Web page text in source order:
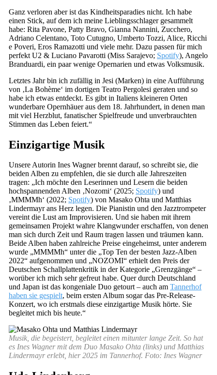
Ganz verloren aber ist das Kindheitsparadies nicht. Ich habe
einen Stick, auf dem ich meine Lieblingsschlager gesammelt
habe: Rita Pavone, Patty Bravo, Gianna Nannini, Zucchero,
Adriano Celentano, Toto Cutugno, Umberto Tozzi, Alice, Ricchi
e Poveri, Eros Ramazotti und viele mehr. Dazu passen für mich
perfekt U2 & Luciano Pavarotti (Miss Sarajevo; Spotify), Angelo
Branduardi, ein paar wenige Opernarien und etwas Volksmusik.
Letztes Jahr bin ich zufällig in Jesi (Marken) in eine Aufführung
von ‚La Bohème‘ im dortigen Teatro Pergolesi geraten und so
habe ich etwas entdeckt. Es gibt in Italiens kleineren Orten
wunderbare Opernhäuer aus dem 18. Jahrhundert, in denen man
mit viel Herzblut, fanatischer Spielfreude und unverbrauchten
Stimmen das Leben feiert.“
Einzigartige Musik
Unsere Autorin Ines Wagner brennt darauf, so schreibt sie, die
beiden Alben zu empfehlen, die sie durch alle Jahreszeiten
tragen: „Ich möchte den Leserinnen und Lesern die beiden
hochspannenden Alben ‚Nozomi‘ (2025; Spotify) und
‚MMMMh‘ (2022; Spotify) von Masako Ohta und Matthias
Lindermayr ans Herz legen. Die Pianistin und den Jazztrompeter
vereint die Lust am Improvisieren. Und sie haben mit ihrem
gemeinsamen Projekt wahre Klangwunder erschaffen, von denen
man sich durch Zeit und Raum tragen lassen und träumen kann.
Beide Alben haben zahlreiche Preise eingeheimst, unter anderem
wurde „MMMMh“ unter die „Top Ten der besten Jazz-Alben
2022“ aufgenommen und „NOZOMI“ erhielt den Preis der
Deutschen Schallplattenkritik in der Kategorie „Grenzgänge“ –
worüber ich mich sehr gefreut habe. Quer durch Deutschland
und Japan ist das kongeniale Duo getourt – auch am Tannerhof
haben sie gespielt, beim ersten Album sogar das Pre-Release-
Konzert, wo ich erstmals diese einzigartige Musik hörte. Sie
begleitet mich bis heute.“
Musik, die begeistert, begleitet einen mitunter lange Zeit. So hat
es Ines Wagner mit dem Duo Masako Ohta (links) und Matthias
Lindermayr erlebt, hier 2025 im Tannerhof. Foto: Ines Wagner